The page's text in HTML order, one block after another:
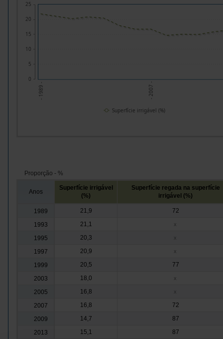
- 1989 - - 2007 -
0
5
10
15
20
25
Superfície irrigável (%)
Proporção - %
Anos
Superfície irrigável
(%)
Superfície regada na superfície
irrigável (%)
1989 21,9
72
1993
21,1 x
1995 20,3 x
1997 20,9 x
1999 20,5
77
2003
18,0 x
2005 16,8 x
2007 16,8
72
2009
14,7
87
2013
15,1
87